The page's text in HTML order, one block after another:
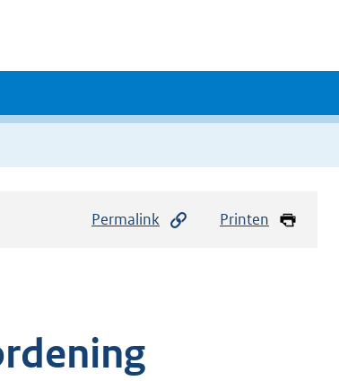
Permalink Printen